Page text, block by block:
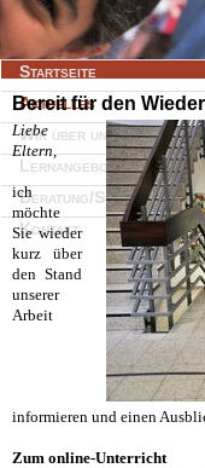
Navigation
überspringen
Startseite
Aktuelles
Wir über uns
Lernangebote
Beratung/Service
Kontakt
Bereit für den
Liebe
Eltern,
ich
möchte
Sie wieder
kurz über
den Stand
unserer
Arbeit
informieren und einen
Zum online-Unterricht